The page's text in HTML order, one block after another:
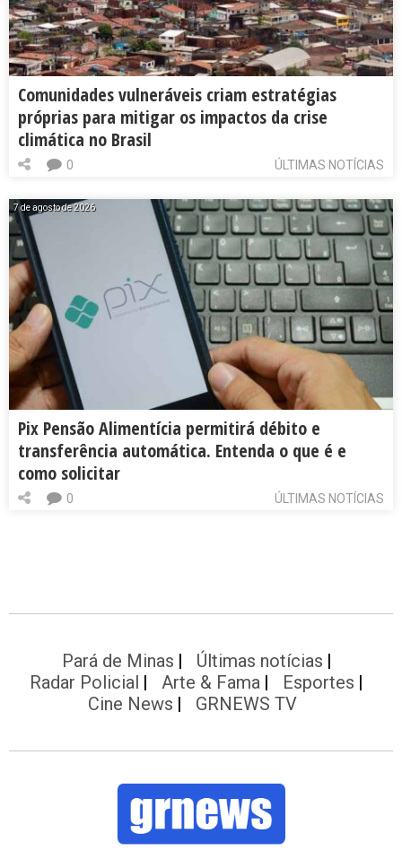
Comunidades vulneráveis criam estratégias
próprias para mitigar os impactos da crise
climática no Brasil
ÚLTIMAS NOTÍCIAS
0
7 de agosto de 2026
Pix Pensão Alimentícia permitirá débito e
transferência automática. Entenda o que é e
como solicitar
ÚLTIMAS NOTÍCIAS
0
Pará de Minas
Últimas notícias
Radar Policial
Arte & Fama
Esportes
Cine News
GRNEWS TV